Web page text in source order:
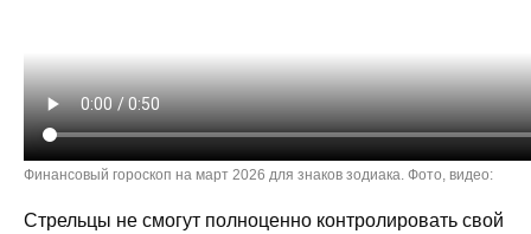
Финансовый гороскоп на март 2026 для знаков зодиака. Фото, видео:
Стрельцы не смогут полноценно контролировать свой